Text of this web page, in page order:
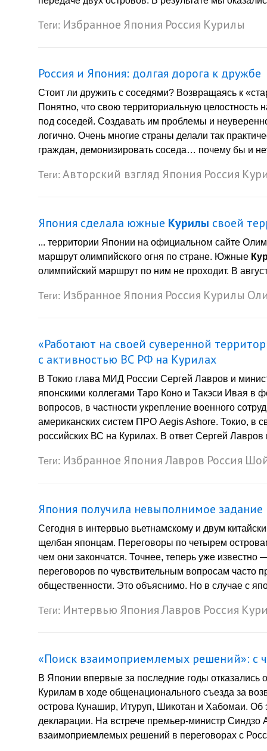
Теги: Избранное Япония Россия Курилы
Россия и Япония: долгая дорога к дружбе
Стоит ли дружить с соседями? Возвращаясь к
Понятно, что свою территориальную целостность
под соседей. Создавать им проблемы и
логично. Очень многие страны делали так
граждан, демонизировать соседа… почему бы и
Теги: Авторский взгляд Япония Россия
Япония сделала южные Курилы своей
... территории Японии на официальном сайте
маршрут олимпийского огня по стране. Южные
олимпийский маршрут по ним не проходит. В
Теги: Избранное Япония Россия Курилы
«Работают на своей суверенной
с активностью ВС РФ на Курилах
В Токио глава МИД России Сергей Лавров и
японскими коллегами Таро Коно и Такэси Ивая в
вопросов, в частности укрепление военного
американских систем ПРО Aegis Ashore. Токио, в
российских ВС на Курилах. В ответ Сергей
Теги: Избранное ЯпонияЛавров Россия
Япония получила невыполнимое задание
Сегодня в интервью вьетнамскому и двум
щелбан японцам. Переговоры по четырем
чем они закончатся. Точнее, теперь уже
переговоров по чувствительным вопросам часто
общественности. Это объяснимо. Но в случае с
Теги: Интервью ЯпонияЛавров Россия
«Поиск взаимоприемлемых решений»: с
В Японии впервые за последние годы отказались
Курилам в ходе общенационального съезда за
острова Кунашир, Итуруп, Шикотан и Хабомаи. Об
декларации. На встрече премьер-министр Синдзо
взаимоприемлемых решений в переговорах с